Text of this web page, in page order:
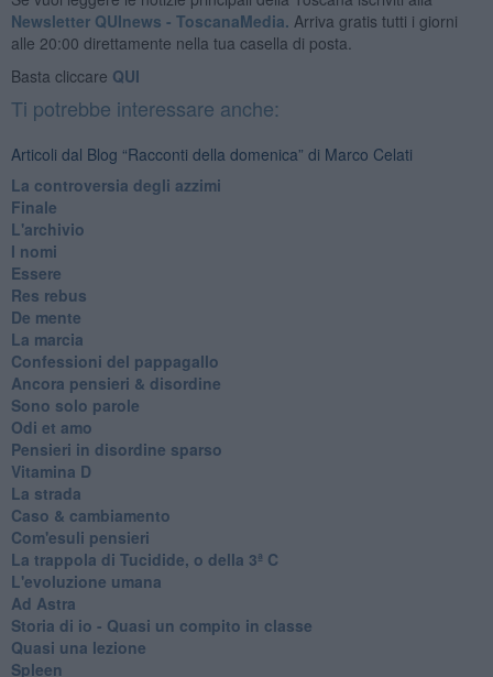
Newsletter QUInews - ToscanaMedia. Arriva gratis tutti i giorni
alle 20:00 direttamente nella tua casella di posta.
Basta cliccare QUI
Ti potrebbe interessare anche:
Articoli dal Blog “Racconti della domenica” di Marco Celati
La controversia degli azzimi
Finale
L'archivio
I nomi
Essere
Res rebus
De mente
La marcia
Confessioni del pappagallo
Ancora pensieri & disordine
Sono solo parole
Odi et amo
Pensieri in disordine sparso
Vitamina D
La strada
Caso & cambiamento
Com'esuli pensieri
La trappola di Tucidide, o della 3ª C
L'evoluzione umana
Ad Astra
Storia di io - Quasi un compito in classe
Quasi una lezione
Spleen